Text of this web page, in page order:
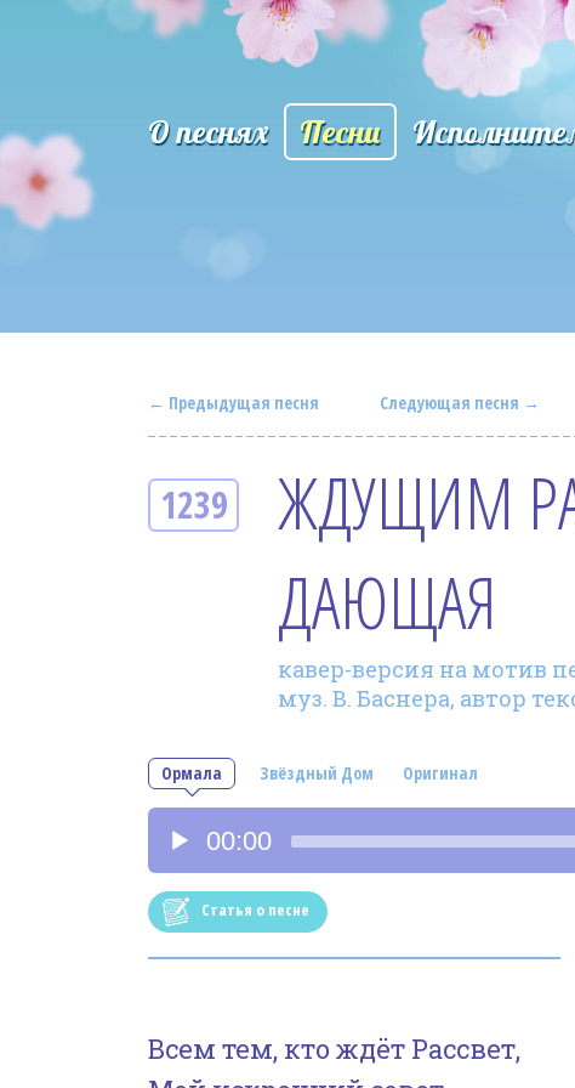
О песнях Песни
← Предыдущая песня Следующая песня →
1239
ЖДУЩИМ
ДАЮЩАЯ
кавер-версия на мотив
муз. В. Баснера, автор
Ормала Звёздный Дом Оригинал
Аудиоплеер
00:00
Статья о песне
Всем тем, кто ждёт Рассвет,